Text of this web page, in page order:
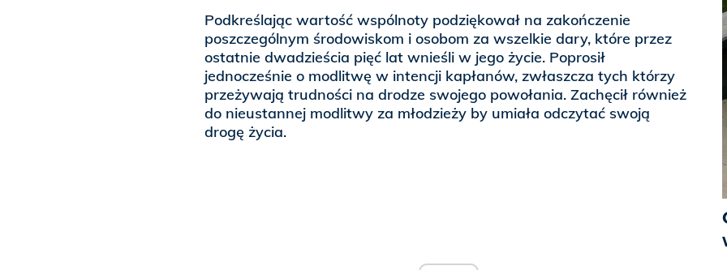
Podkreślając wartość wspólnoty podziękował na zakończenie
poszczególnym środowiskom i osobom za wszelkie dary, które przez
ostatnie dwadzieścia pięć lat wnieśli w jego życie. Poprosił
jednocześnie o modlitwę w intencji kapłanów, zwłaszcza tych którzy
przeżywają trudności na drodze swojego powołania. Zachęcił również
do nieustannej modlitwy za młodzieży by umiała odczytać swoją
drogę życia.